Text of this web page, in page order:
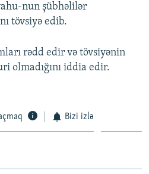
nun şübhəlilər
tövsiyə edib.
rədd edir və tövsiyənin
olmadığını iddia edir.
Bizi izlə